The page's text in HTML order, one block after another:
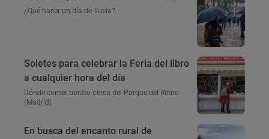
¿Qué hacer un día de lluvia?
Soletes para celebrar la Feria del libro
a cualquier hora del día
Dónde comer barato cerca del Parque del Retiro
(Madrid)
En busca del encanto rural de